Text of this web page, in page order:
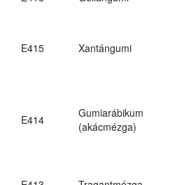
E415 Xantángumi
E414
Gumiarábikum
(akácmézga)